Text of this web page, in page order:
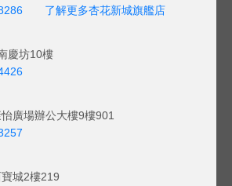
了解更多杏花新城旗艦店
慶坊10樓
廣場辦公大樓9樓901
城2樓219